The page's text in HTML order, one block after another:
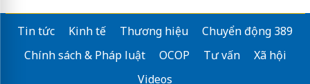
spring ville
Thông tin chính thứcvị trí Alluvia Citychủ đầu tư
Tin tức Kinh tế Thương hiệu
Chuyển động 389
Chính sách & Pháp luật
OCOP Tư vấn
Xã hội
Videos